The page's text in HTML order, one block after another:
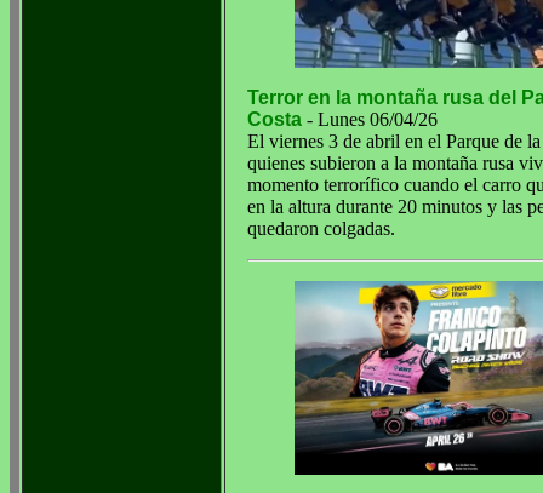
Terror en la montaña rusa del
Costa - Lunes 06/04/26
El viernes 3 de abril en el Parque de
quienes subieron a la montaña rusa
momento terrorífico cuando el carro
en la altura durante 20 minutos y las
quedaron colgadas.